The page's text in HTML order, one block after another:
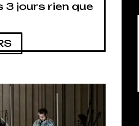
3 jours rien que